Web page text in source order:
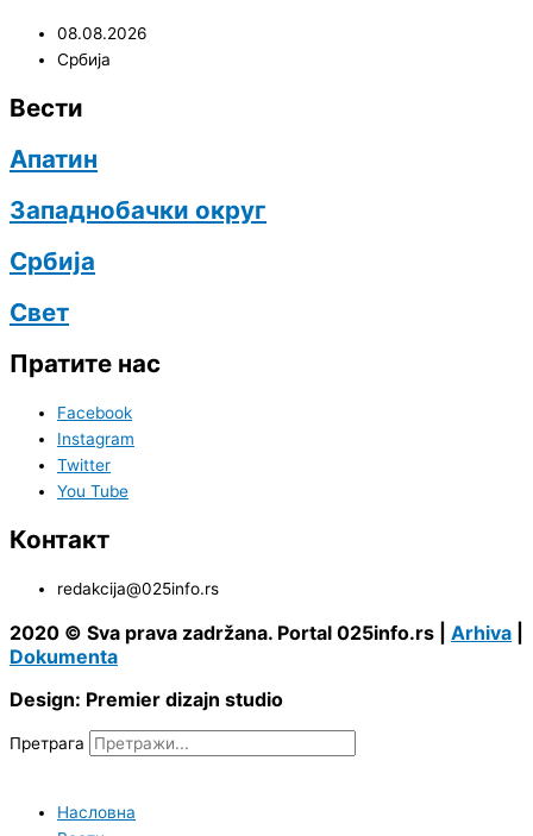
08.08.2026
Србија
Вести
Апатин
Западнобачки округ
Србија
Свет
Пратите нас
Facebook
Instagram
Twitter
You Tube
Контакт
redakcija@025info.rs
2020 © Sva prava zadržana. Portal 025info.rs | Arhiva
Dokumenta
Design: Premier dizajn studio
Претрага
Насловна